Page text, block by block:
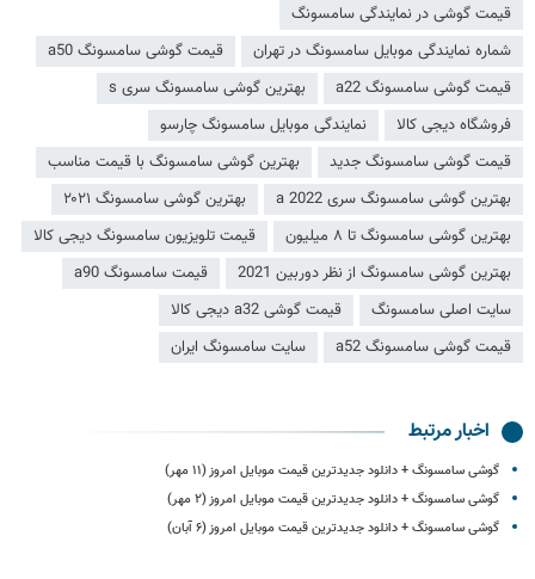
قیمت گوشی در نمایندگی سامسونگ
شماره نمایندگی موبایل سامسونگ در تهران
قیمت گوشی سامسونگ a50
قیمت گوشی سامسونگ a22
بهترین گوشی سامسونگ سری s
فروشگاه دیجی کالا
نمایندگی موبایل سامسونگ چارسو
قیمت گوشی سامسونگ جدید
بهترین گوشی سامسونگ با قیمت مناسب
بهترین گوشی سامسونگ سری a 2022
بهترین گوشی سامسونگ ۲۰۲۱
بهترین گوشی سامسونگ تا ۸ میلیون
قیمت تلویزیون سامسونگ دیجی کالا
بهترین گوشی سامسونگ از نظر دوربین 2021
قیمت سامسونگ a90
سایت اصلی سامسونگ
قیمت گوشی a32 دیجی کالا
قیمت گوشی سامسونگ a52
سایت سامسونگ ایران
اخبار مرتبط
گوشی سامسونگ + دانلود جدیدترین قیمت موبایل امروز (۱۱ مهر)
گوشی سامسونگ + دانلود جدیدترین قیمت موبایل امروز (۲ مهر)
گوشی سامسونگ + دانلود جدیدترین قیمت موبایل امروز (۶ آبان)